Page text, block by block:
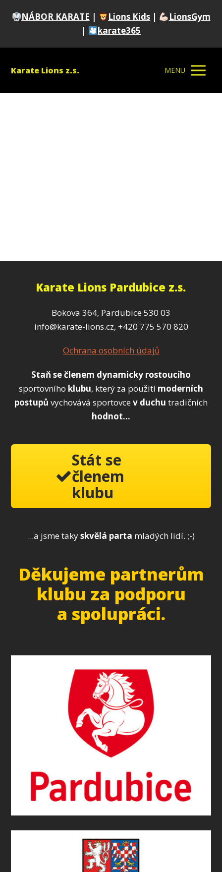
NÁBOR KARATE | Lions Kids |
LionsGym
|
karate365
Karate Lions z.s. MENU
Karate Lions Pardubice z.s.
Bokova 364, Pardubice 530 03
info@karate-lions.cz, +420 775 570 820
Ochrana osobních údajů
Staň se členem dynamicky rostoucího
sportovního klubu, který za použití moderních
postupů vychovává sportovce v duchu tradičních
hodnot...
Stát se
členem
klubu
...a jsme takyskvělá parta mladých lidí. ;-)
Děkujeme partnerům
klubu za podporu
a spolupráci.